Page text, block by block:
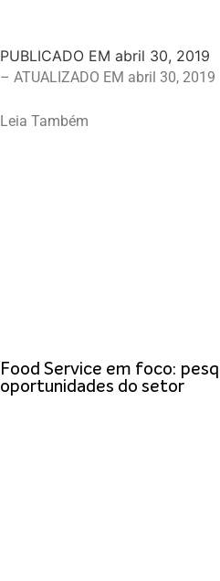
PUBLICADO EM abril 30, 2019
– ATUALIZADO EM abril 30, 2019
Leia Também
Food Service em foco:
oportunidades do setor